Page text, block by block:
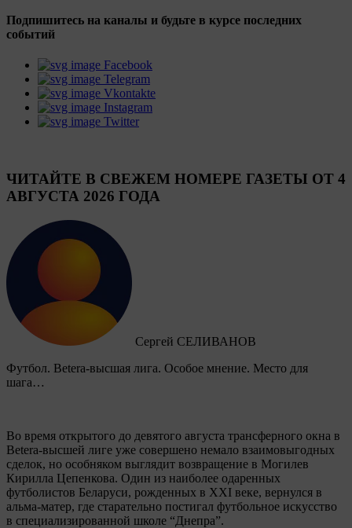
Подпишитесь на каналы и будьте в курсе последних
событий
Facebook
Telegram
Vkontakte
Instagram
Twitter
ЧИТАЙТЕ В СВЕЖЕМ НОМЕРЕ ГАЗЕТЫ ОТ 4
АВГУСТА 2026 ГОДА
Сергей СЕЛИВАНОВ
Футбол. Betera-высшая лига. Особое мнение. Место для
шага…
Во время открытого до девятого августа трансферного окна в
Betera-высшей лиге уже совершено немало взаимовыгодных
сделок, но особняком выглядит возвращение в Могилев
Кирилла Цепенкова. Один из наиболее одаренных
футболистов Беларуси, рожденных в XXI веке, вернулся в
альма-матер, где старательно постигал футбольное искусство
в специализированной школе “Днепра”.